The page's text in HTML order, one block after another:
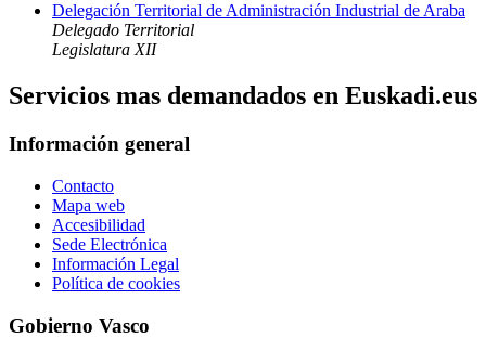
Delegación Territorial de Administración Industrial de Araba
Delegado Territorial
Legislatura XII
Servicios mas demandados en Euskadi.eus
Información general
Contacto
Mapa web
Accesibilidad
Sede Electrónica
Información Legal
Política de cookies
Gobierno Vasco